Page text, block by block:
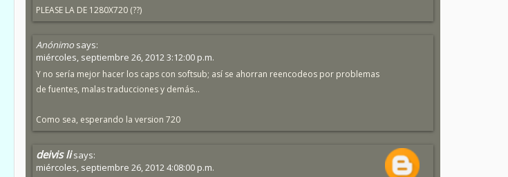
PLEASE LA DE 1280X720 (??)
Anónimo says:
miércoles, septiembre 26, 2012 3:12:00 p.m.
Y no sería mejor hacer los caps con softsub; así se ahorran reencodeos por problemas
de fuentes, malas traducciones y demás...
Como sea, esperando la version 720
deivis li says:
miércoles, septiembre 26, 2012 4:08:00 p.m.